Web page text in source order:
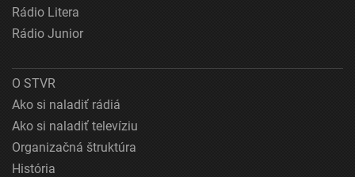
Rádio Litera
Rádio Junior
O STVR
Ako si naladiť rádiá
Ako si naladiť televíziu
Organizačná štruktúra
História